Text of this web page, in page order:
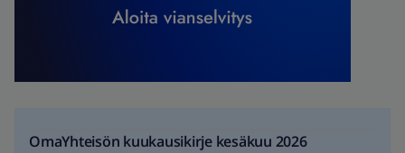
OmaYhteisön kuukausikirje kesäkuu 2026